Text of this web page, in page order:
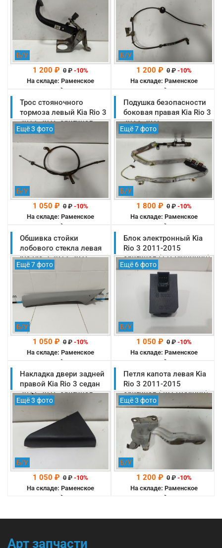
Б/У
1 200 ₽ 0 ₽ -10%
На складе: Раменское
-->
Б/У
1 200 ₽ 0 ₽ -10%
На складе: Раменское
-->
Трос стояночного
тормоза левый Kia Rio 3
2011-2015 оригинал
(597601R300)
Ещё 3 фото
Б/У
1 050 ₽ 0 ₽ -10%
На складе: Раменское
-->
Подушка безопасности
боковая правая Kia Rio 3
2011-2015
(850204X000)
Ещё 7 фото
Б/У
1 800 ₽ 0 ₽ -10%
На складе: Раменское
-->
Обшивка стойки
лобового стекла левая
Kia Rio 3 2011-2015
оригинал
(858104Y0008M)
Ещё 7 фото
Б/У
1 050 ₽ 0 ₽ -10%
На складе: Раменское
-->
Блок электронный Kia
Rio 3 2011-2015
оригинал (116RI000009)
Ещё 6 фото
Б/У
1 050 ₽ 0 ₽ -10%
На складе: Раменское
-->
Накладка двери задней
правой Kia Rio 3 седан
2011-2015 оригинал
(839204X000)
Ещё 3 фото
Б/У
1 050 ₽ 0 ₽ -10%
На складе: Раменское
-->
Петля капота левая Kia
Rio 3 2011-2015
оригинал (791104Y000)
Ещё 3 фото
Б/У
1 200 ₽ 0 ₽ -10%
На складе: Раменское
-->
Арт запчасти